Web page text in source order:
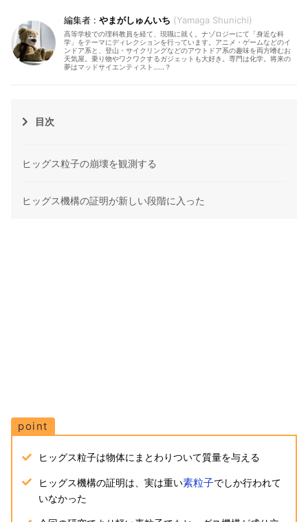
やまがしゅんいち Yamaga Shunichi
高等学校での理科教員を経て、現職に就く。ナゾロジーにて「身近な科
学」をテーマにディレクションを行っています。アニメ・ゲームなどのイ
ンドア系と、登山・サイクリングなどのアウトドア系の趣味を両方嗜むお
天気屋。乗り物やワクワクするガジェットも大好き。専門は化学。将来の
夢はマッドサイエンティスト……？
目次
ヒッグス粒子の崩壊を観測する
ヒッグス機構の証明が新しい段階に入った
point
ヒッグス粒子は物体にまとわりついて質量を与える
ヒッグス機構の証明は、実は重い素粒子でしか行われて
いなかった